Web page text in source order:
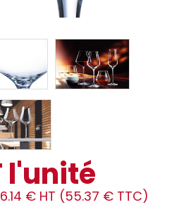
l'unité
€ HT (55.37 € TTC)